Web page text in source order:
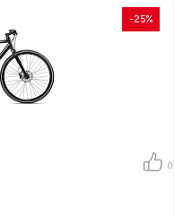
-25%
0